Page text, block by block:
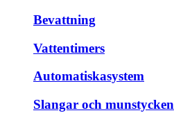
Bevattning
Vattentimers
Automatiskasystem
Slangar och munstycken